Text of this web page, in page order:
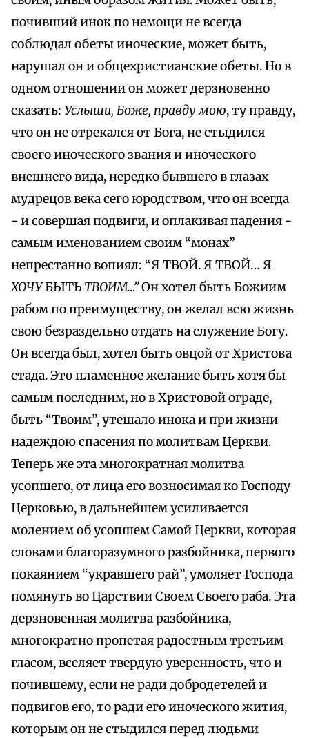
почивший инок по немощи не всегда
соблюдал обеты иноческие, может быть,
нарушал он и общехристианские обеты. Но в
одном отношении он может дерзновенно
сказать: Услыши, Боже, правду мою, ту правду,
что он не отрекался от Бога, не стыдился
своего иноческого звания и иноческого
внешнего вида, нередко бывшего в глазах
мудрецов века сего юродством, что он всегда
- и совершая подвиги, и оплакивая падения -
самым именованием своим “монах”
непрестанно вопиял: “Я ТВОЙ. Я ТВОЙ… Я
ХОЧУБЫТЬ ТВОИМ…”Он хотел быть Божиим
рабом по преимуществу, он желал всю жизнь
свою безраздельно отдать на служение Богу.
Он всегда был, хотел быть овцой от Христова
стада. Это пламенное желание быть хотя бы
самым последним, но в Христовой ограде,
быть “Твоим”, утешало инока и при жизни
надеждою спасения по молитвам Церкви.
Теперь же эта многократная молитва
усопшего, от лица его возносимая ко Господу
Церковью, в дальнейшем усиливается
молением об усопшем Самой Церкви, которая
словами благоразумного разбойника, первого
покаянием “укравшего рай”, умоляет Господа
помянуть во Царствии Своем Своего раба. Эта
дерзновенная молитва разбойника,
многократно пропетая радостным третьим
гласом, вселяет твердую уверенность, что и
почившему, если не ради добродетелей и
подвигов его, то ради его иноческого жития,
которым он не стыдился перед людьми